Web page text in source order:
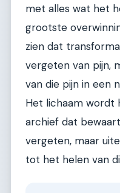
met alles wat het
grootste
zien dat
vergeten van pijn,
van die pijn in een
Het lichaam wordt
archief dat
vergeten, maar
tot het helen van